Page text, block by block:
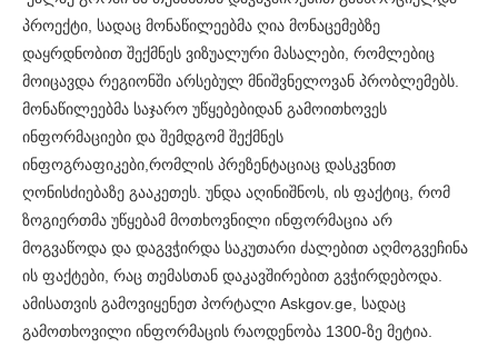
პროექტი, სადაც მონაწილეებმა ღია მონაცემებზე
დაყრდნობით შექმნეს ვიზუალური მასალები, რომლებიც
მოიცავდა რეგიონში არსებულ მნიშვნელოვან პრობლემებს.
მონაწილეებმა საჯარო უწყებებიდან გამოითხოვეს
ინფორმაციები და შემდგომ შექმნეს
ინფოგრაფიკები,რომლის პრეზენტაციაც დასკვნით
ღონისძიებაზე გააკეთეს. უნდა აღინიშნოს, ის ფაქტიც, რომ
ზოგიერთმა უწყებამ მოთხოვნილი ინფორმაცია არ
მოგვაწოდა და დაგვჭირდა საკუთარი ძალებით აღმოგვეჩინა
ის ფაქტები, რაც თემასთან დაკავშირებით გვჭირდებოდა.
ამისათვის გამოვიყენეთ პორტალი Askgov.ge, სადაც
გამოთხოვილი ინფორმაცის რაოდენობა 1300-ზე მეტია.